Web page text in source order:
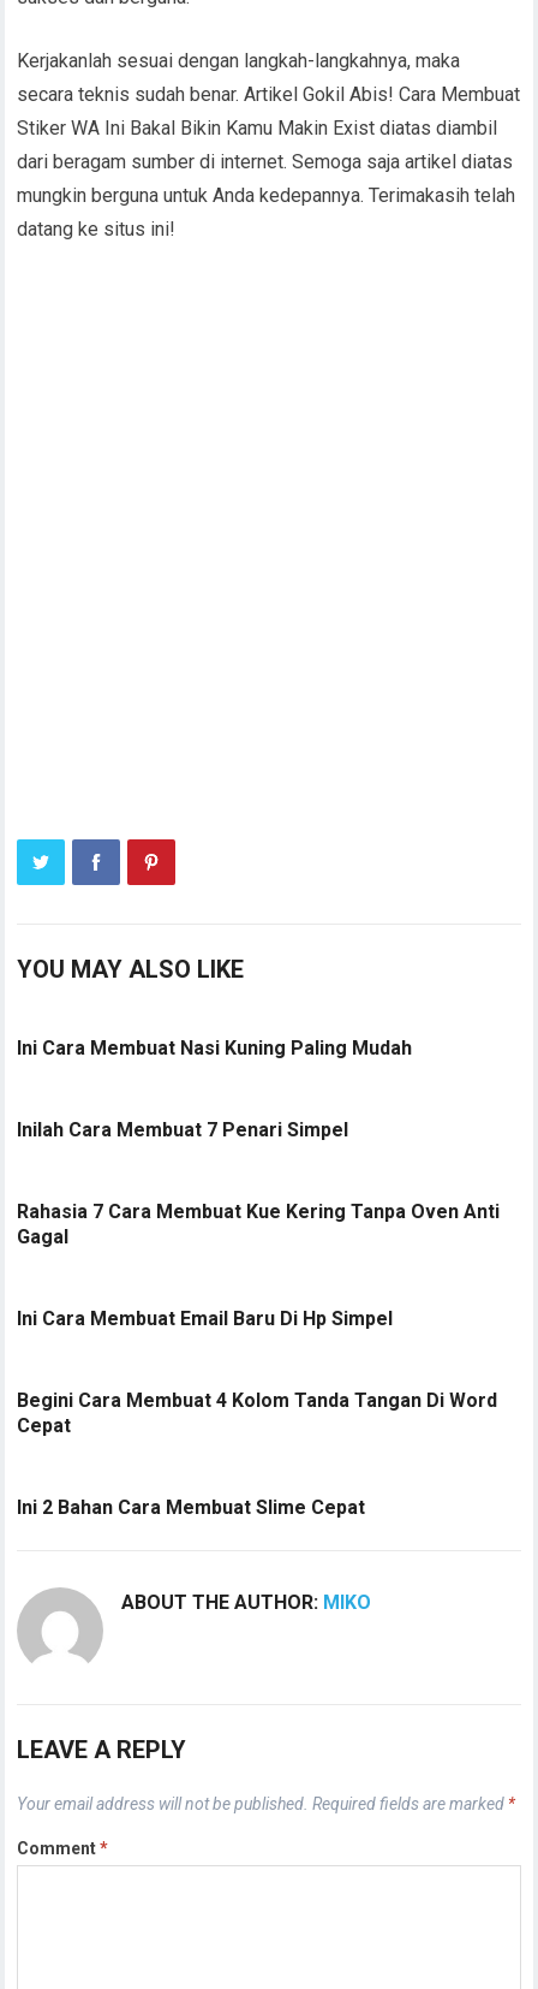
Kerjakanlah sesuai dengan langkah-langkahnya, maka
secara teknis sudah benar. Artikel Gokil Abis! Cara Membuat
Stiker WA Ini Bakal Bikin Kamu Makin Exist diatas diambil
dari beragam sumber di internet. Semoga saja artikel diatas
mungkin berguna untuk Anda kedepannya. Terimakasih telah
datang ke situs ini!
YOU MAY ALSO LIKE
Ini Cara Membuat Nasi Kuning Paling Mudah
Inilah Cara Membuat 7 Penari Simpel
Rahasia 7 Cara Membuat Kue Kering Tanpa Oven Anti
Gagal
Ini Cara Membuat Email Baru Di Hp Simpel
Begini Cara Membuat 4 Kolom Tanda Tangan Di Word
Cepat
Ini 2 Bahan Cara Membuat Slime Cepat
ABOUT THE AUTHOR: MIKO
LEAVE A REPLY
Your email address will not be published. Required fields are marked *
Comment*